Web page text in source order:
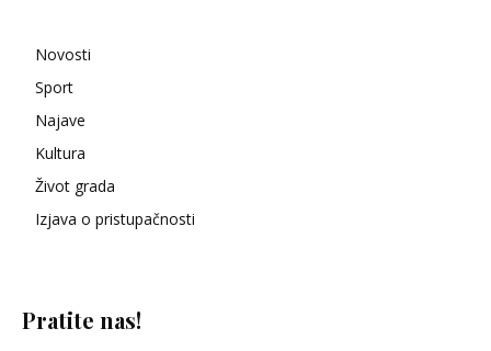
Novosti
Sport
Najave
Kultura
Život grada
Izjava o pristupačnosti
Pratite nas!